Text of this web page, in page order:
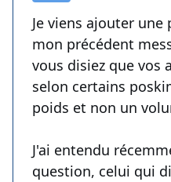
Je viens ajouter
mon précédent
vous disiez que vos
selon certains
poids et non un
J'ai entendu
question, celui qui